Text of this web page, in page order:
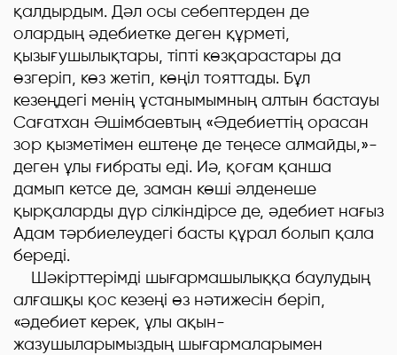
қалдырдым. Дәл осы себептерден де
олардың әдебиетке деген құрметі,
қызығушылықтары, тіпті көзқарастары да
өзгеріп, көз жетіп, көңіл тояттады. Бұл
кезеңдегі менің ұстанымымның алтын бастауы
Сағатхан Әшімбаевтың «Әдебиеттің орасан
зор қызметімен ештеңе де теңесе алмайды,»-
деген ұлы ғибраты еді. Иә, қоғам қанша
дамып кетсе де, заман көші әлденеше
қырқаларды дүр сілкіндірсе де, әдебиет нағыз
Адам тәрбиелеудегі басты құрал болып қала
береді.
Шәкірттерімді шығармашылыққа баулудың
алғашқы қос кезеңі өз нәтижесін беріп,
«әдебиет керек, ұлы ақын-
жазушыларымыздың шығармаларымен